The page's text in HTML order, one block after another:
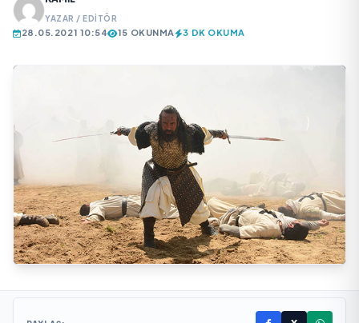
YAZAR / EDITÖR
28.05.2021 10:54 15 OKUNMA 3 DK OKUMA